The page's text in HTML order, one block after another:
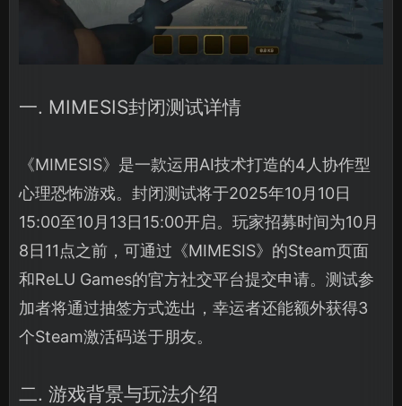
一. MIMESIS封闭测试详情
《MIMESIS》是一款运用AI技术打造的4人协作型
心理恐怖游戏。封闭测试将于2025年10月10日
15:00至10月13日15:00开启。玩家招募时间为10月
8日11点之前，可通过《MIMESIS》的Steam页面
和ReLU Games的官方社交平台提交申请。测试参
加者将通过抽签方式选出，幸运者还能额外获得3
个Steam激活码送于朋友。
二. 游戏背景与玩法介绍